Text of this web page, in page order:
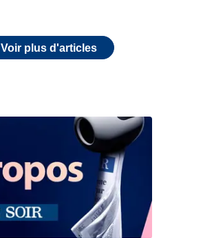
Voir plus d'articles